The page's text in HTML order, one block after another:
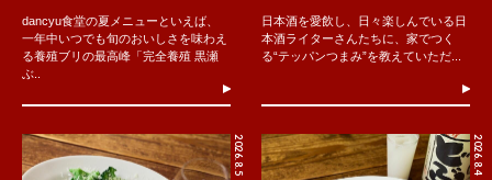
dancyu食堂の夏メニューといえば、
一年中いつでも旬のおいしさを味わえ
る養殖ブリの最高峰「完全養殖 黒瀬
ぶ..
日本酒を愛飲し、日々楽しんでいる日
本酒ライターさんたちに、家でつく
る“テッパンつまみ”を教えていただ...
2026.8.5 2026.8.4